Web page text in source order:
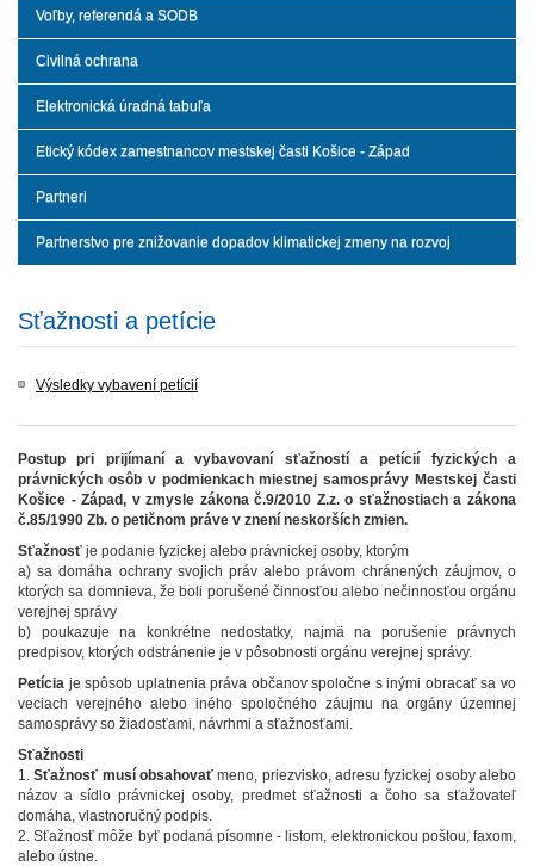
Voľby, referendá a SODB
Civilná ochrana
Elektronická úradná tabuľa
Etický kódex zamestnancov mestskej časti Košice - Západ
Partneri
Partnerstvo pre znižovanie dopadov klimatickej zmeny na rozvoj
Sťažnosti a petície
Výsledky vybavení petícií
Postup pri prijímaní a vybavovaní sťažností a petícií fyzických a
právnických osôb v podmienkach miestnej samosprávy Mestskej časti
Košice - Západ, v zmysle zákona č.9/2010 Z.z. o sťažnostiach a zákona
č.85/1990 Zb. o petičnom práve v znení neskorších zmien.
Sťažnosť je podanie fyzickej alebo právnickej osoby, ktorým
a) sa domáha ochrany svojich práv alebo právom chránených záujmov, o
ktorých sa domnieva, že boli porušené činnosťou alebo nečinnosťou orgánu
verejnej správy
b) poukazuje na konkrétne nedostatky, najmä na porušenie právnych
predpisov, ktorých odstránenie je v pôsobnosti orgánu verejnej správy.
Petícia je spôsob uplatnenia práva občanov spoločne s inými obracať sa vo
veciach verejného alebo iného spoločného záujmu na orgány územnej
samosprávy so žiadosťami, návrhmi a sťažnosťami.
Sťažnosti
1.Sťažnosť musí obsahovaťmeno, priezvisko, adresu fyzickej osoby alebo
názov a sídlo právnickej osoby, predmet sťažnosti a čoho sa sťažovateľ
domáha, vlastnoručný podpis.
2. Sťažnosť môže byť podaná písomne - listom, elektronickou poštou, faxom,
alebo ústne.